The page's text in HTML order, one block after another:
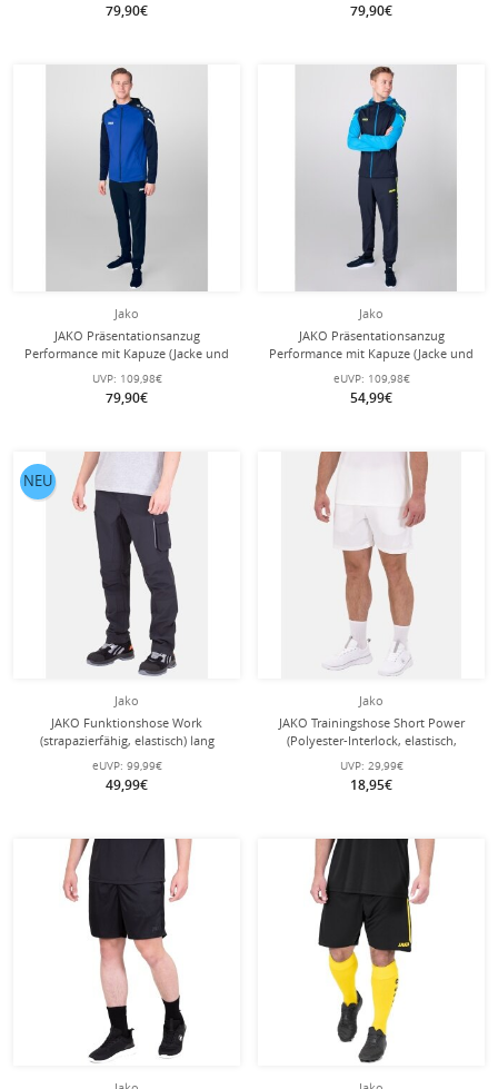
79,90€ 79,90€
Jako
JAKO Präsentationsanzug
Performance mit Kapuze (Jacke und
Hose) royalblau/marineblau Herren
UVP: 109,98€
79,90€
Jako
JAKO Präsentationsanzug
Performance mit Kapuze (Jacke und
Hose) marineblau/hellblau Herren
eUVP: 109,98€
54,99€
Jako
JAKO Funktionshose Work
(strapazierfähig, elastisch) lang
schwarz Herren
eUVP: 99,99€
49,99€
NEU
Jako
JAKO Trainingshose Short Power
(Polyester-Interlock, elastisch,
strapazierfähig) kurz weiss Herren
UVP: 29,99€
18,95€